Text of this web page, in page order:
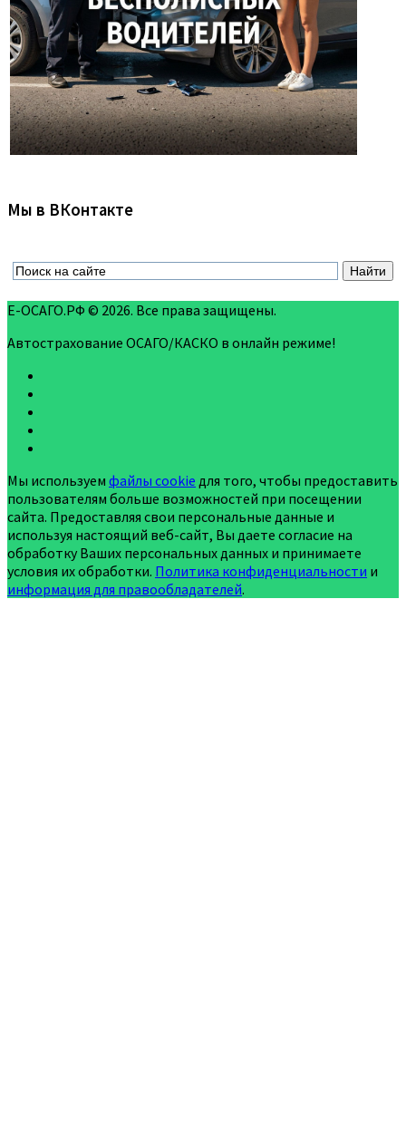
Мы в ВКонтакте
Е-ОСАГО.РФ © 2026. Все права защищены.
Автострахование ОСАГО/КАСКО в онлайн режиме!
Мы используем файлы cookie для того, чтобы предоставить
пользователям больше возможностей при посещении
сайта. Предоставляя свои персональные данные и
используя настоящий веб-сайт, Вы даете согласие на
обработку Ваших персональных данных и принимаете
условия их обработки. Политика конфиденциальности и
информация для правообладателей.